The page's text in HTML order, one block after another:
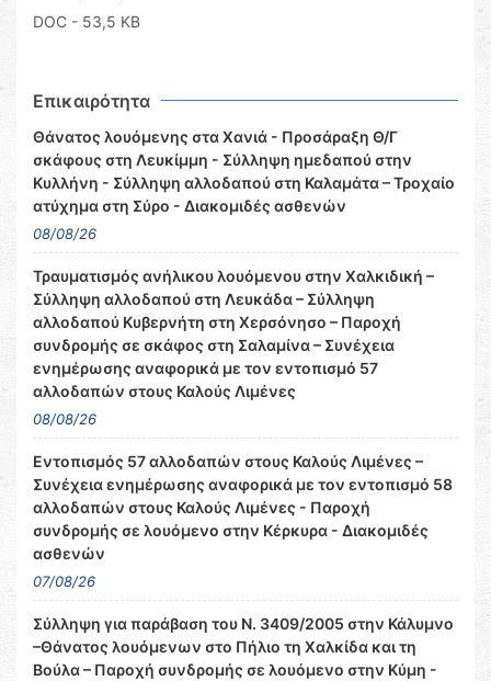
DOC - 53,5 KB
Επικαιρότητα
Θάνατος λουόμενης στα Χανιά - Προσάραξη Θ/Γ
σκάφους στη Λευκίμμη - Σύλληψη ημεδαπού στην
Κυλλήνη - Σύλληψη αλλοδαπού στη Καλαμάτα – Τροχαίο
ατύχημα στη Σύρο - Διακομιδές ασθενών
08/08/26
Τραυματισμός ανήλικου λουόμενου στην Χαλκιδική –
Σύλληψη αλλοδαπού στη Λευκάδα – Σύλληψη
αλλοδαπού Κυβερνήτη στη Χερσόνησο – Παροχή
συνδρομής σε σκάφος στη Σαλαμίνα – Συνέχεια
ενημέρωσης αναφορικά με τον εντοπισμό 57
αλλοδαπών στους Καλούς Λιμένες
08/08/26
Εντοπισμός 57 αλλοδαπών στους Καλούς Λιμένες –
Συνέχεια ενημέρωσης αναφορικά με τον εντοπισμό 58
αλλοδαπών στους Καλούς Λιμένες - Παροχή
συνδρομής σε λουόμενο στην Κέρκυρα - Διακομιδές
ασθενών
07/08/26
Σύλληψη για παράβαση του Ν. 3409/2005 στην Κάλυμνο
–Θάνατος λουόμενων στο Πήλιο τη Χαλκίδα και τη
Βούλα – Παροχή συνδρομής σε λουόμενο στην Κύμη -